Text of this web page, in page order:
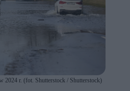
2024 r. (fot. Shutterstock / Shutterstock)